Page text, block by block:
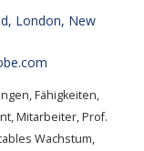
London, New
,Fähigkeiten,
,Mitarbeiter,Prof.
Wachstum,